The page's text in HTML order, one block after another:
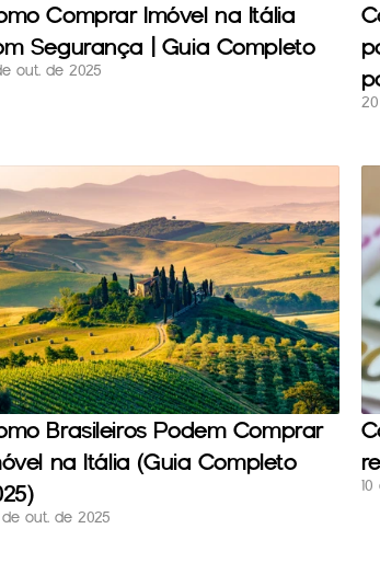
Comprar Imóvel na Itália
Segurança | Guia Completo
out. de 2025
Brasileiros Podem Comprar
na Itália (Guia Completo
out. de 2025